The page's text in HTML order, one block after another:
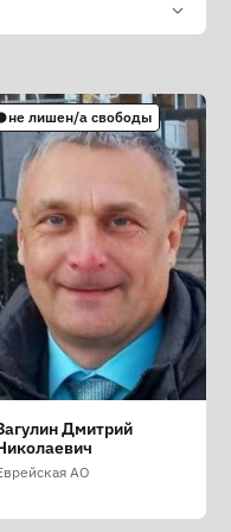
не лишен/а свободы
Дмитрий
АО